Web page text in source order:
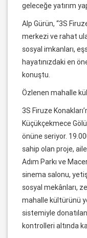
geleceğe yatırım
Alp Gürün, “3S
merkezi ve rahat
sosyal imkanları,
hayatınızdaki en
konuştu.
Özlenen mahalle
3S Firuze
Küçükçekmece
önüne seriyor.
sahip olan proje,
Adım Parkı ve
sinema salonu,
sosyal mekânları,
mahalle kültürünü
sistemiyle
kontrolleri altında